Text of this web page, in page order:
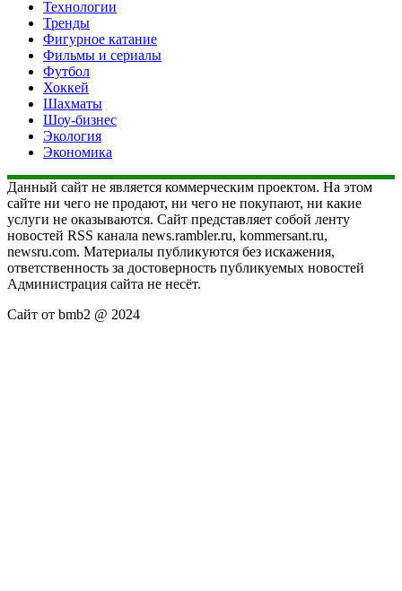
Технологии
Тренды
Фигурное катание
Фильмы и сериалы
Футбол
Хоккей
Шахматы
Шоу-бизнес
Экология
Экономика
Данный сайт не является коммерческим проектом. На этом
сайте ни чего не продают, ни чего не покупают, ни какие
услуги не оказываются. Сайт представляет собой ленту
новостей RSS канала news.rambler.ru, kommersant.ru,
newsru.com. Материалы публикуются без искажения,
ответственность за достоверность публикуемых новостей
Администрация сайта не несёт.
Сайт от bmb2 @ 2024